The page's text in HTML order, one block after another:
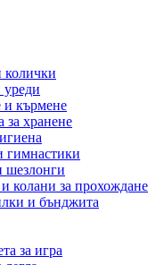
колички
и кърмене
за хранене
гимнастики
колани за прохождане
и бънджита
за игра